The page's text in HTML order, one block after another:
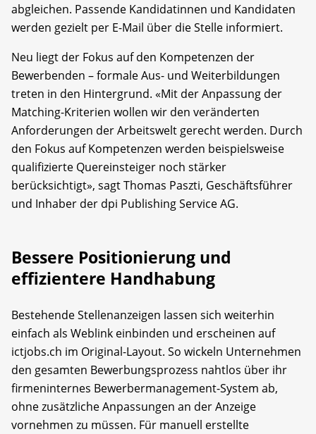
abgleichen. Passende Kandidatinnen und Kandidaten
werden gezielt per E-Mail über die Stelle informiert.
Neu liegt der Fokus auf den Kompetenzen der
Bewerbenden – formale Aus- und Weiterbildungen
treten in den Hintergrund. «Mit der Anpassung der
Matching-Kriterien wollen wir den veränderten
Anforderungen der Arbeitswelt gerecht werden. Durch
den Fokus auf Kompetenzen werden beispielsweise
qualifizierte Quereinsteiger noch stärker
berücksichtigt», sagt Thomas Paszti, Geschäftsführer
und Inhaber der dpi Publishing Service AG.
Bessere Positionierung und
effizientere Handhabung
Bestehende Stellenanzeigen lassen sich weiterhin
einfach als Weblink einbinden und erscheinen auf
ictjobs.ch im Original-Layout. So wickeln Unternehmen
den gesamten Bewerbungsprozess nahtlos über ihr
firmeninternes Bewerbermanagement-System ab,
ohne zusätzliche Anpassungen an der Anzeige
vornehmen zu müssen. Für manuell erstellte